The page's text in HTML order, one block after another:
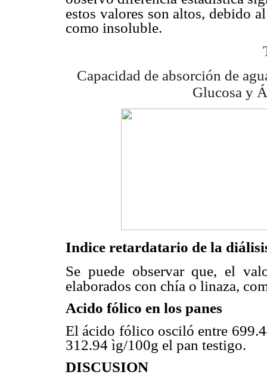
estos valores son altos, debido al
como insoluble.
Capacidad de absorción de
Glucosa y
Indice retardatario de la
Se puede observar que, el
elaborados con chía o linaza,
Acido fólico en los panes
El ácido fólico osciló entre
312.94 ìg/100g el pan testigo.
DISCUSION